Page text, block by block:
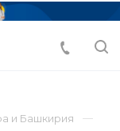
и Башкирия